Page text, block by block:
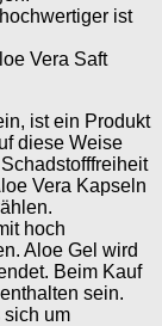
ist
Vera Saft
ist ein Produkt
diese Weise
Vera Kapseln
hoch
Aloe Gel wird
Beim Kauf
sein.
sich um